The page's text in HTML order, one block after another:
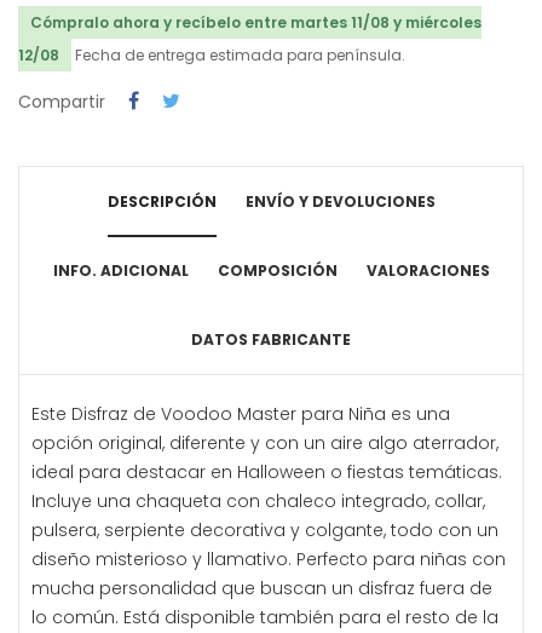
Cómpralo ahora y recíbelo entre martes 11/08 y miércoles
12/08
Fecha de entrega estimada para península.
Compartir
DESCRIPCIÓN ENVÍO Y DEVOLUCIONES
INFO. ADICIONAL COMPOSICIÓN VALORACIONES
DATOS FABRICANTE
Este Disfraz de Voodoo Master para Niña es una
opción original, diferente y con un aire algo aterrador,
ideal para destacar en Halloween o fiestas temáticas.
Incluye una chaqueta con chaleco integrado, collar,
pulsera, serpiente decorativa y colgante, todo con un
diseño misterioso y llamativo. Perfecto para niñas con
mucha personalidad que buscan un disfraz fuera de
lo común. Está disponible también para el resto de la